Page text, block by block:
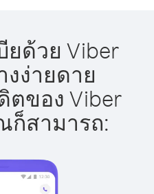
ยด้วย Viber
งง่ายดาย
ตของ Viber
ก็สามารถ: